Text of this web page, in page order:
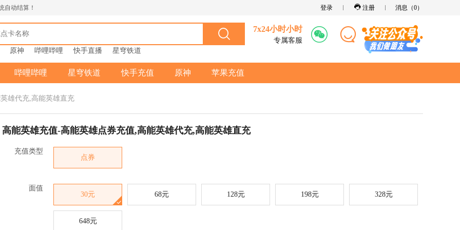
自动结算！ 登录 注册 消息（0）
原神 哔哩哔哩 快手直播 星穹铁道
7x24小时小时
专属客服
哔哩哔哩 星穹铁道 快手充值 原神 苹果充值
雄代充,高能英雄直充
高能英雄充值-高能英雄点券充值,高能英雄代充,高能英雄直充
充值类型
点券
面值
30元
68元 128元 198元 328元
648元